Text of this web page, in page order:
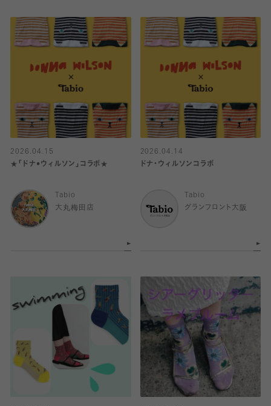
2026.04.15
★「ドナ•ウィルソン」コラボ★
Tabio
大丸梅田店
2026.04.14
ドナ・ウィルソンコラボ
Tabio
グランフロント大阪